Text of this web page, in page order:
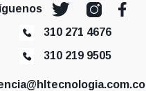
310 271 4676
310 219 9505